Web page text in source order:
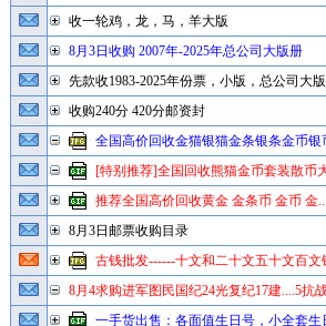
收一轮鸡，龙，马，羊大版
8月3日收购 2007年-2025年总公司大版册
先款收1983-2025年份票，小版，总公司大版
收购240分 420分邮资封
全国高价回收金猫银猫金条银条金币
[特别推荐]全国回收熊猫金币套装散币
推荐全国高价回收黄金 金条币 金币 金
8月3日邮票收购目录
古钱批发------十文和二十文五十文百文
8月4求购进军图民国纪24光复纪17建....5抗
一手货出售：各面值生日号，小全套